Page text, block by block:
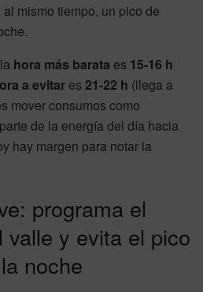
mismo tiempo, un pico de
hora más barata es 15-16 h
a evitar es 21-22 h (llega a
mover consumos como
de la energía del día hacia
hay margen para notar la
programa el
valle y evita el pico
noche